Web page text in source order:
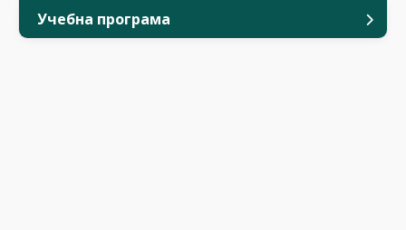
Учебна програма